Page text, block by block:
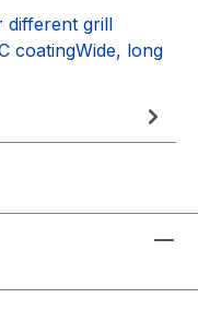
different grill
coatingWide, long